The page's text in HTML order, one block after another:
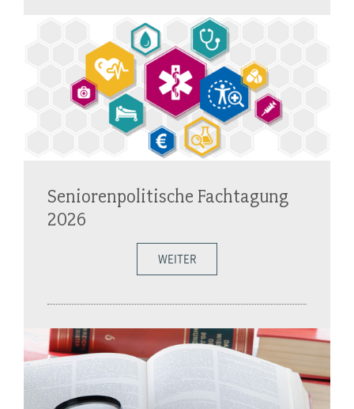
Seniorenpolitische Fachtagung
2026
WEITER